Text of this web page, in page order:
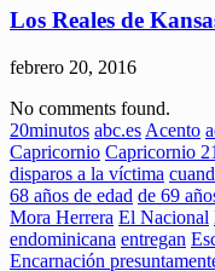
Los Reales de
febrero 20, 2016
No comments found.
20minutos abc.es Acento
Capricornio Capricornio
disparos a la víctima
68 años de edad de 69
Mora Herrera El Nacional
endominicana entregan
Encarnación